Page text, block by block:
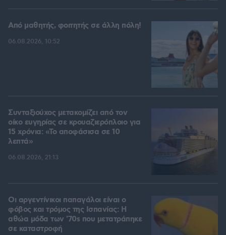
Από μαθητής, φοιτητής σε άλλη πόλη!
06.08.2026, 10:52
Συνταξιούχος μετακομίζει από τον
οίκο ευγηρίας σε κρουαζιερόπλοιο για
15 χρόνια: «Το αποφάσισα σε 10
λεπτά»
06.08.2026, 21:13
Οι αργεντίνικοι παπαγάλοι είναι ο
φόβος και τρόμος της Ισπανίας: Η
αθώα μόδα των '70s που μετατράπηκε
σε καταστροφή